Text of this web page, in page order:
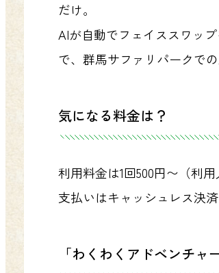
だけ。
AIが自動でフェイススワッ
で、群馬サファリパークで
気になる料金は？
利用料金は1回500円〜（利
支払いはキャッシュレス決
「わくわくアドベンチャ